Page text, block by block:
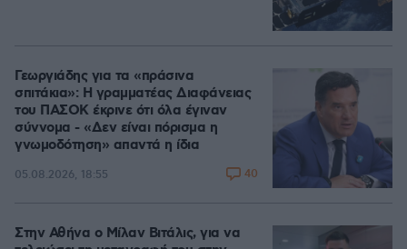
Γεωργιάδης για τα «πράσινα
σπιτάκια»: Η γραμματέας Διαφάνειας
του ΠΑΣΟΚ έκρινε ότι όλα έγιναν
σύννομα - «Δεν είναι πόρισμα η
γνωμοδότηση» απαντά η ίδια
05.08.2026, 18:55 40
Στην Αθήνα ο Μίλαν Βιτάλις, για να